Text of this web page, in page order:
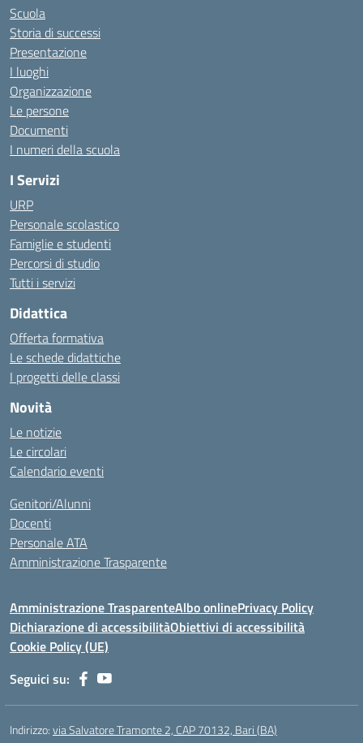
Scuola
Storia di successi
Presentazione
I luoghi
Organizzazione
Le persone
Documenti
I numeri della scuola
I Servizi
URP
Personale scolastico
Famiglie e studenti
Percorsi di studio
Tutti i servizi
Didattica
Offerta formativa
Le schede didattiche
I progetti delle classi
Novità
Le notizie
Le circolari
Calendario eventi
Genitori/Alunni
Docenti
Personale ATA
Amministrazione Trasparente
Amministrazione TrasparenteAlbo onlinePrivacy Policy
Dichiarazione di accessibilitàObiettivi di accessibilità
Cookie Policy (UE)
Seguici su:
Indirizzo:via Salvatore Tramonte 2, CAP 70132, Bari (BA)